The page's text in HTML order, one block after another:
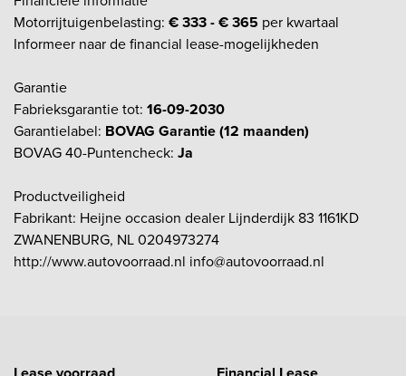
Motorrijtuigenbelasting: € 333 - € 365 per kwartaal
Informeer naar de financial lease-mogelijkheden
Garantie
Fabrieksgarantie tot: 16-09-2030
Garantielabel: BOVAG Garantie (12 maanden)
BOVAG 40-Puntencheck: Ja
Productveiligheid
Fabrikant: Heijne occasion dealer Lijnderdijk 83 1161KD
ZWANENBURG, NL 0204973274
http://www.autovoorraad.nl info@autovoorraad.nl